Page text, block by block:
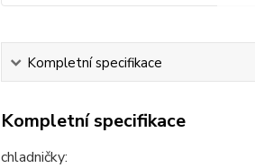
Kompletní specifikace
Kompletní specifikace
chladničky: